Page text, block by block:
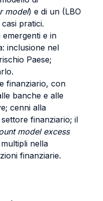
model) e di un (LBO
pratici.
e in
inclusione nel
Paese;
finanziario, con
banche e alle
cenni alla
finanziario; il
model excess
nella
finanziarie.